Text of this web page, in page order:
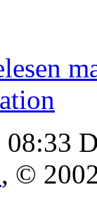
08:33
, ©